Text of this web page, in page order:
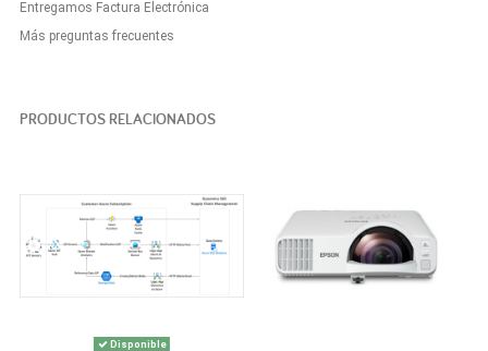
Entregamos Factura Electrónica
Más preguntas frecuentes
PRODUCTOS RELACIONADOS
Disponible